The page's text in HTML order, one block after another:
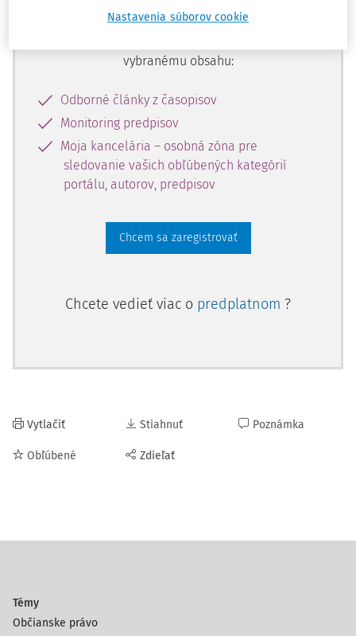
vybranému obsahu:
Odborné články z časopisov
Monitoring predpisov
Moja kancelária – osobná zóna pre
sledovanie vašich obľúbených kategórií
portálu, autorov, predpisov
Chcem sa zaregistrovať
Chcete vedieť viac o predplatnom ?
Vytlačiť
Obľúbené
Stiahnuť
Zdieľať
Poznámka
Témy
Občianske právo
Nastavenia súborov cookie